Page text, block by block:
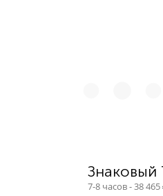
Знаковый
7-8 часов - 38 465